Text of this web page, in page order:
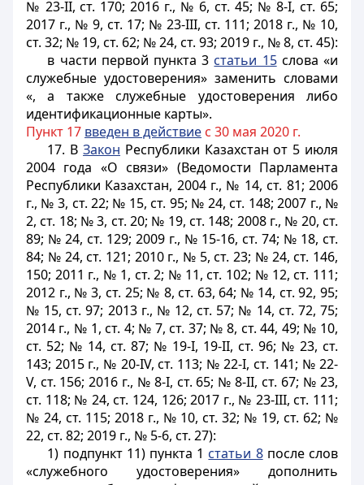
№ 23-II, ст. 170; 2016 г., № 6, ст. 45; № 8-I, ст. 65;
2017 г., № 9, ст. 17; № 23-III, ст. 111; 2018 г., № 10,
ст. 32; № 19, ст. 62; № 24, ст. 93; 2019 г., № 8, ст. 45):
в части первой пункта 3 статьи 15слова «и
служебные удостоверения» заменить словами
«, а также служебные удостоверения либо
идентификационные карты».
Пункт 17 введен в действие с 30 мая 2020 г.
17. ВЗакон Республики Казахстан от 5 июля
2004 года «О связи» (Ведомости Парламента
Республики Казахстан, 2004 г., № 14, ст. 81; 2006
г., № 3, ст. 22; № 15, ст. 95; № 24, ст. 148; 2007 г., №
2, ст. 18; № 3, ст. 20; № 19, ст. 148; 2008 г., № 20, ст.
89; № 24, ст. 129; 2009 г., № 15-16, ст. 74; № 18, ст.
84; № 24, ст. 121; 2010 г., № 5, ст. 23; № 24, ст. 146,
150; 2011 г., № 1, ст. 2; № 11, ст. 102; № 12, ст. 111;
2012 г., № 3, ст. 25; № 8, ст. 63, 64; № 14, ст. 92, 95;
№ 15, ст. 97; 2013 г., № 12, ст. 57; № 14, ст. 72, 75;
2014 г., № 1, ст. 4; № 7, ст. 37; № 8, ст. 44, 49; № 10,
ст. 52; № 14, ст. 87; № 19-I, 19-II, ст. 96; № 23, ст.
143; 2015 г., № 20-IV, ст. 113; № 22-I, ст. 141; № 22-
V, ст. 156; 2016 г., № 8-I, ст. 65; № 8-II, ст. 67; № 23,
ст. 118; № 24, ст. 124, 126; 2017 г., № 23-III, ст. 111;
№ 24, ст. 115; 2018 г., № 10, ст. 32; № 19, ст. 62; №
22, ст. 82; 2019 г., № 5-6, ст. 27):
1) подпункт 11) пункта 1 статьи 8после слов
«служебного удостоверения» дополнить